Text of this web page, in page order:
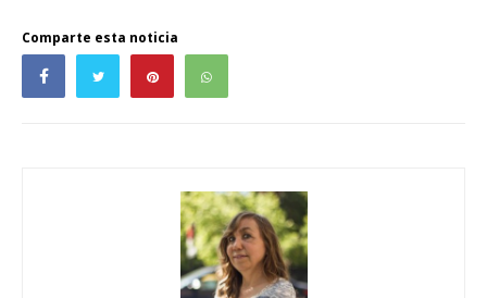
Comparte esta noticia